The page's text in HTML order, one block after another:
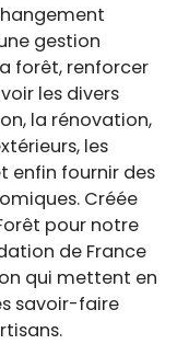
gestion
forêt, renforcer
les divers
la rénovation,
les
enfin fournir des
Créée
pour notre
de France
qui mettent en
savoir-faire